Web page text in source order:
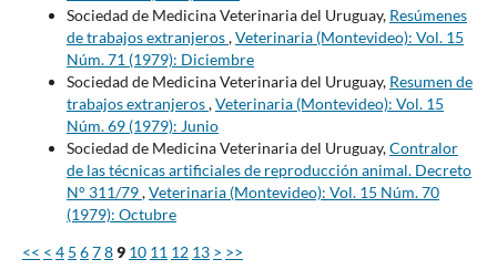
Sociedad de Medicina Veterinaria del Uruguay, Resúmenes
de trabajos extranjeros,Veterinaria (Montevideo): Vol. 15
Núm. 71 (1979): Diciembre
Sociedad de Medicina Veterinaria del Uruguay, Resumen de
trabajos extranjeros,Veterinaria (Montevideo): Vol. 15
Núm. 69 (1979): Junio
Sociedad de Medicina Veterinaria del Uruguay,Contralor
de las técnicas artificiales de reproducción animal. Decreto
N° 311/79,Veterinaria (Montevideo): Vol. 15 Núm. 70
(1979): Octubre
<< < 4 5 6789 10 11 12 13 > >>